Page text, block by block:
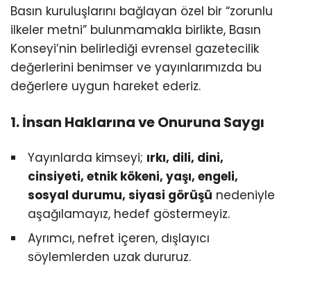
Basın kuruluşlarını bağlayan özel bir “zorunlu
ilkeler metni” bulunmamakla birlikte, Basın
Konseyi’nin belirlediği evrensel gazetecilik
değerlerini benimser ve yayınlarımızda bu
değerlere uygun hareket ederiz.
1. İnsan Haklarına ve Onuruna Saygı
Yayınlarda kimseyi; ırkı, dili, dini,
cinsiyeti, etnik kökeni, yaşı, engeli,
sosyal durumu, siyasi görüşü nedeniyle
aşağılamayız, hedef göstermeyiz.
Ayrımcı, nefret içeren, dışlayıcı
söylemlerden uzak dururuz.